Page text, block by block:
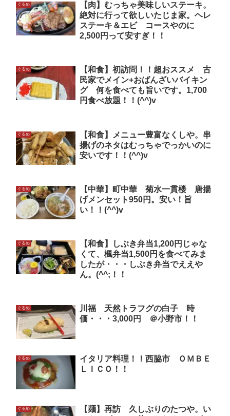
ぐるめ
【肉】むっちゃ美味しいステーキ。
絶対に行って欲しいたじま家。ヘレ
ステーキ＆エビ コースやのに
2,500円って安すぎ！！
ぐるめ
【和食】初訪問！！超おススメ 古
民家でメイン+おばんざいバイキン
グ 何を食べても旨いです。1,700
円食べ放題！！(^^)v
ぐるめ
【和食】メニュー豊富なくしや。串
揚げのネタはむっちゃでっかいのに
安いです！！(^^)v
ぐるめ
【中華】町中華 菊水一貫楼 唐揚
げメンセット950円。安い！旨
い！！(^^)v
ぐるめ
【和食】しぶき弁当1,200円じゃな
くて、楓弁当1,500円を食べてみま
したが・・・しぶき弁当でええや
ん。(^^;！！
ぐるめ
川福 天然トラフグの白子 時
価・・・3,000円 ＠小野市！！
ぐるめ
イタリア料理！！西脇市 ＯＭＢＥ
ＬＩＣＯ！！
ぐるめ
【麺】再訪 久しぶりのたつや。い